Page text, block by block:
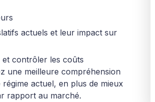
actuels et leur impact sur
contrôler les coûts
une meilleure compréhension
actuel, en plus de mieux
rapport au marché.